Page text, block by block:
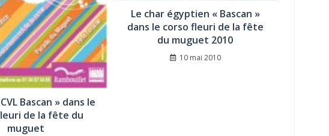
Bascan » dans le
de la fête du
muguet
Le char égyptien « Bascan »
dans le corso fleuri de la fête
du muguet 2010
10 mai 2010